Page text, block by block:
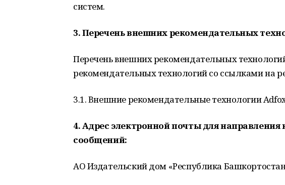
систем.
3. Перечень внешних рекомендательных
Перечень внешних рекомендательных
рекомендательных технологий со ссылками на
3.1. Внешние рекомендательные технологии
4. Адрес электронной почты для
сообщений:
АО Издательский дом «Республика